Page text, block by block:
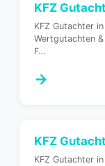
KFZ
KFZ Gutachter
Wertgutachten
F…
→
KFZ
KFZ Gutachter